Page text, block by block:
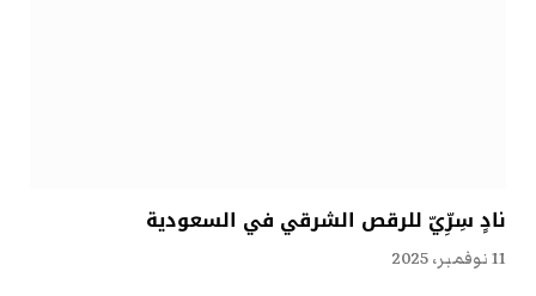
نادٍ سِرِّيّ للرقص الشرقي في السعودية
11 نوفمبر، 2025